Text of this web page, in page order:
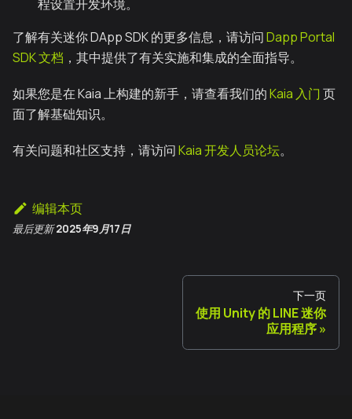
程设置开发环境。
了解有关迷你 DApp SDK 的更多信息，请访问Dapp Portal
SDK 文档 ，其中提供了有关实施和集成的全面指导。
如果您是在 Kaia 上构建的新手，请查看我们的Kaia 入门 页
面了解基础知识。
有关问题和社区支持，请访问Kaia 开发人员论坛。
编辑本页
最后更新 2025年9月17日
下一页
使用 Unity 的 LINE 迷你
应用程序